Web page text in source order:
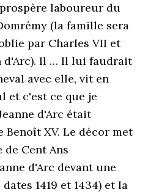
laboureur du
(la famille sera
par Charles VII et
d'Arc). Il … Il lui faudrait
avec elle, vit en
et c'est ce que je
d'Arc était
Benoît XV. Le décor met
Cent Ans
d'Arc devant une
1419 et 1434) et la